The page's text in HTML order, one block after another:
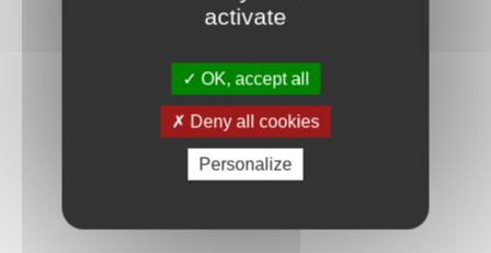
activate
OK, accept all
Deny all cookies
Personalize